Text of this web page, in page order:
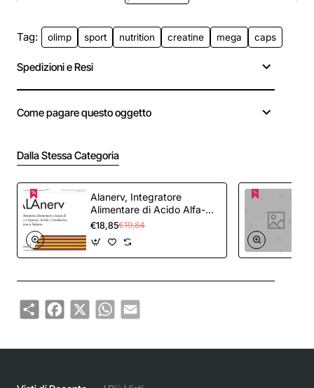
Tag: olimp sport nutrition creatine mega caps
Spedizioni e Resi
Come pagare questo oggetto
Dalla Stessa Categoria
Alanerv, Integratore
Alimentare di Acido Alfa-
Lipoico e Acido Gamma-
Linoleico, Vitamine e
Selenio, per la Protezione
delle Cellule Dallo Stress
Deglutibili
€18,85€19,84
ShareFacebook
X WhatsApp
Email